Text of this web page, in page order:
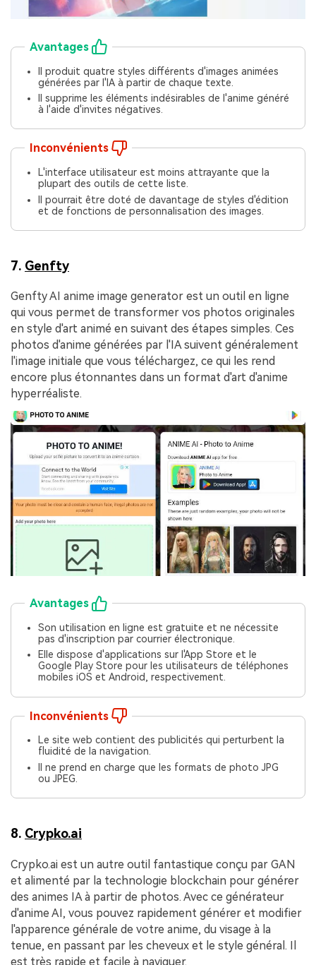
Avantages
Il produit quatre styles différents d'images animées
générées par l'IA à partir de chaque texte.
Il supprime les éléments indésirables de l'anime généré
à l'aide d'invites négatives.
Inconvénients
L'interface utilisateur est moins attrayante que la
plupart des outils de cette liste.
Il pourrait être doté de davantage de styles d'édition
et de fonctions de personnalisation des images.
7. Genfty
Genfty AI anime image generator est un outil en ligne
qui vous permet de transformer vos photos originales
en style d'art animé en suivant des étapes simples. Ces
photos d'anime générées par l'IA suivent généralement
l'image initiale que vous téléchargez, ce qui les rend
encore plus étonnantes dans un format d'art d'anime
hyperréaliste.
Avantages
Son utilisation en ligne est gratuite et ne nécessite
pas d'inscription par courrier électronique.
Elle dispose d'applications sur l'App Store et le
Google Play Store pour les utilisateurs de téléphones
mobiles iOS et Android, respectivement.
Inconvénients
Le site web contient des publicités qui perturbent la
fluidité de la navigation.
Il ne prend en charge que les formats de photo JPG
ou JPEG.
8. Crypko.ai
Crypko.ai est un autre outil fantastique conçu par GAN
et alimenté par la technologie blockchain pour générer
des animes IA à partir de photos. Avec ce générateur
d'anime AI, vous pouvez rapidement générer et modifier
l'apparence générale de votre anime, du visage à la
tenue, en passant par les cheveux et le style général. Il
est très rapide et facile à naviguer.